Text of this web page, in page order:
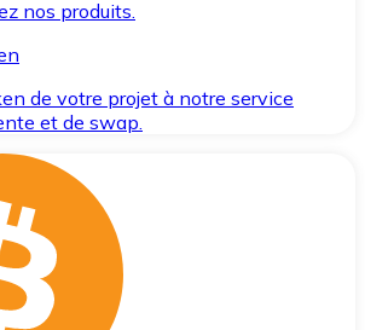
nos produits.
de votre projet à notre service
et de swap.